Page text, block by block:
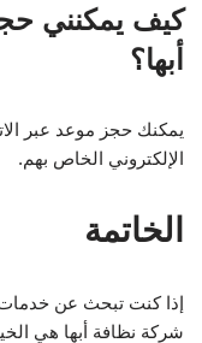
كيف يمكنني
أبها؟
يمكنك حجز موعد عبر
الإلكتروني الخاص بهم.
الخاتمة
إذا كنت تبحث عن خدمات
شركة نظافة أبها هي